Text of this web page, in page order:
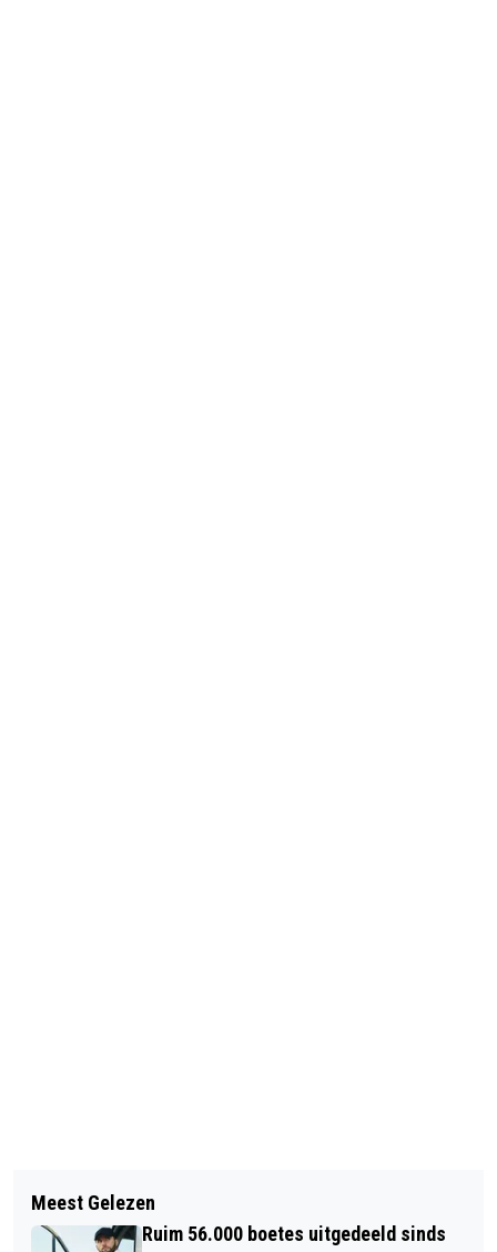
CHINA WIL TABAKSINDUSTRIE AAN
BANDEN LEGGEN
PELÉ OPNIEUW IN HET ZIEKENHUIS
Meest Gelezen
Ruim 56.000 boetes uitgedeeld sinds